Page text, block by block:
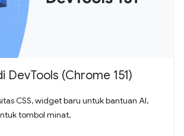
DevTools (Chrome 151)
CSS, widget baru untuk bantuan AI,
tombol minat.